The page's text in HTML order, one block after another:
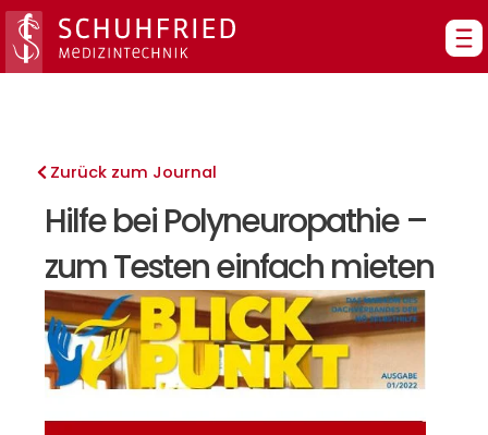
Zum
Inhalt
springen
Zurück zum Journal
Hilfe bei Polyneuropathie –
zum Testen einfach mieten